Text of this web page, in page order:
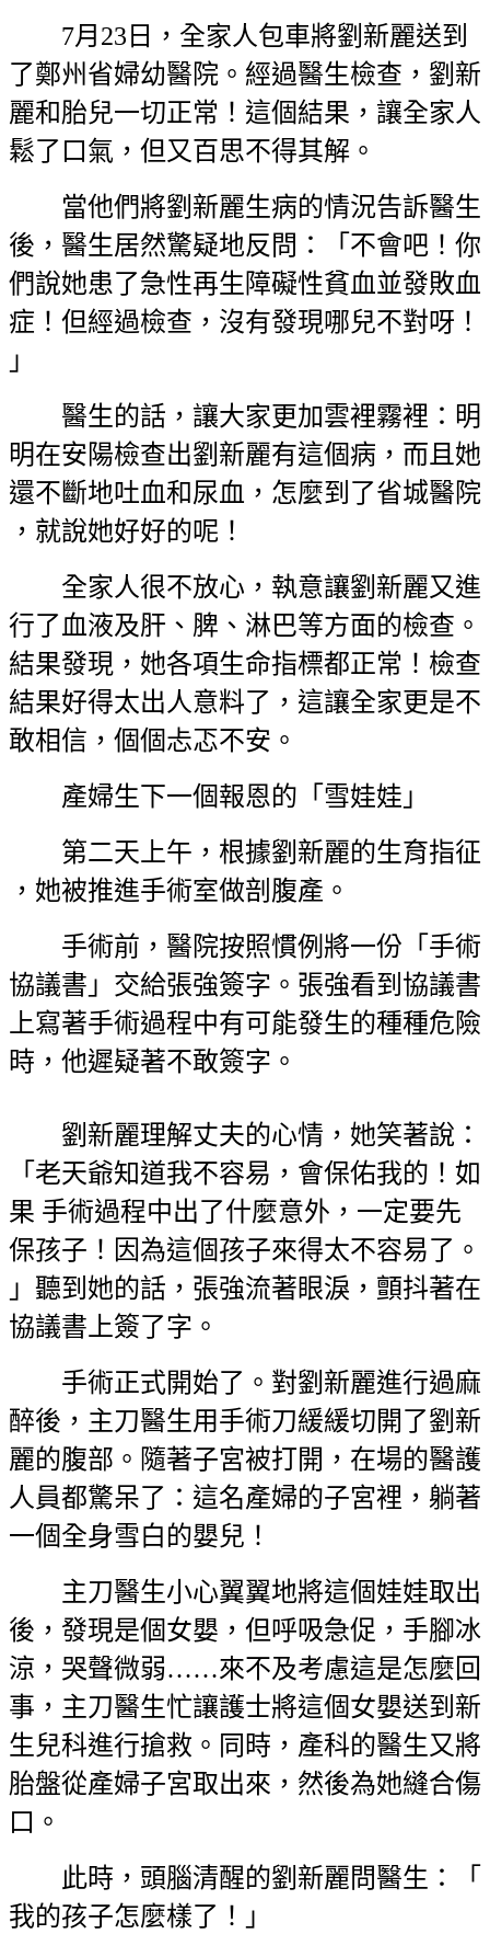
7月23日，全家人包車將劉新麗送到
了鄭州省婦幼醫院。經過醫生檢查，劉新
麗和胎兒一切正常！這個結果，讓全家人
鬆了口氣，但又百思不得其解。
當他們將劉新麗生病的情況告訴醫生
後，醫生居然驚疑地反問：「不會吧！你
們說她患了急性再生障礙性貧血並發敗血
症！但經過檢查，沒有發現哪兒不對呀！
」
醫生的話，讓大家更加雲裡霧裡：明
明在安陽檢查出劉新麗有這個病，而且她
還不斷地吐血和尿血，怎麼到了省城醫院
，就說她好好的呢！
全家人很不放心，執意讓劉新麗又進
行了血液及肝、脾、淋巴等方面的檢查。
結果發現，她各項生命指標都正常！檢查
結果好得太出人意料了，這讓全家更是不
敢相信，個個忐忑不安。
產婦生下一個報恩的「雪娃娃」
第二天上午，根據劉新麗的生育指征
，她被推進手術室做剖腹產。
手術前，醫院按照慣例將一份「手術
協議書」交給張強簽字。張強看到協議書
上寫著手術過程中有可能發生的種種危險
時，他遲疑著不敢簽字。
劉新麗理解丈夫的心情，她笑著說：
「老天爺知道我不容易，會保佑我的！如
果 手術過程中出了什麼意外，一定要先
保孩子！因為這個孩子來得太不容易了。
」聽到她的話，張強流著眼淚，顫抖著在
協議書上簽了字。
手術正式開始了。對劉新麗進行過麻
醉後，主刀醫生用手術刀緩緩切開了劉新
麗的腹部。隨著子宮被打開，在場的醫護
人員都驚呆了：這名產婦的子宮裡，躺著
一個全身雪白的嬰兒！
主刀醫生小心翼翼地將這個娃娃取出
後，發現是個女嬰，但呼吸急促，手腳冰
涼，哭聲微弱……來不及考慮這是怎麼回
事，主刀醫生忙讓護士將這個女嬰送到新
生兒科進行搶救。同時，產科的醫生又將
胎盤從產婦子宮取出來，然後為她縫合傷
口。
此時，頭腦清醒的劉新麗問醫生：「
我的孩子怎麼樣了！」